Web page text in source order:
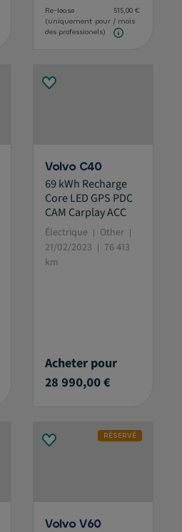
Re-lease
(uniquement pour
des professionels)
515,00 €
/ mois
Volvo C40
69 kWh Recharge
Core LED GPS PDC
CAM Carplay ACC
Électrique
Other
21/02/2023
76 413
km
Acheter pour
28 990,00 €
RÉSERVÉ
Volvo V60